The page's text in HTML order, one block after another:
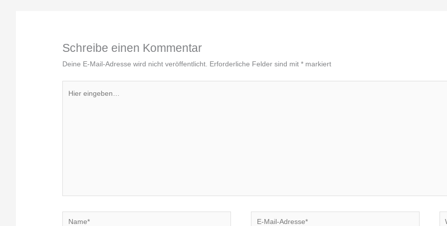
Schreibe einen Kommentar
Deine E-Mail-Adresse wird nicht veröffentlicht. Erforderliche Felder sind mit* markiert
eingeben…
Name*
E-